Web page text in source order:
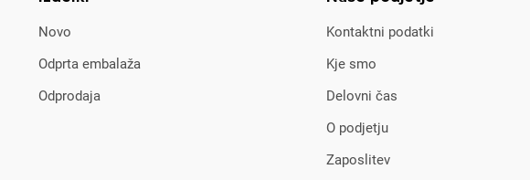
Novo
Odprta embalaža
Odprodaja
Kontaktni podatki
Kje smo
Delovni čas
O podjetju
Zaposlitev